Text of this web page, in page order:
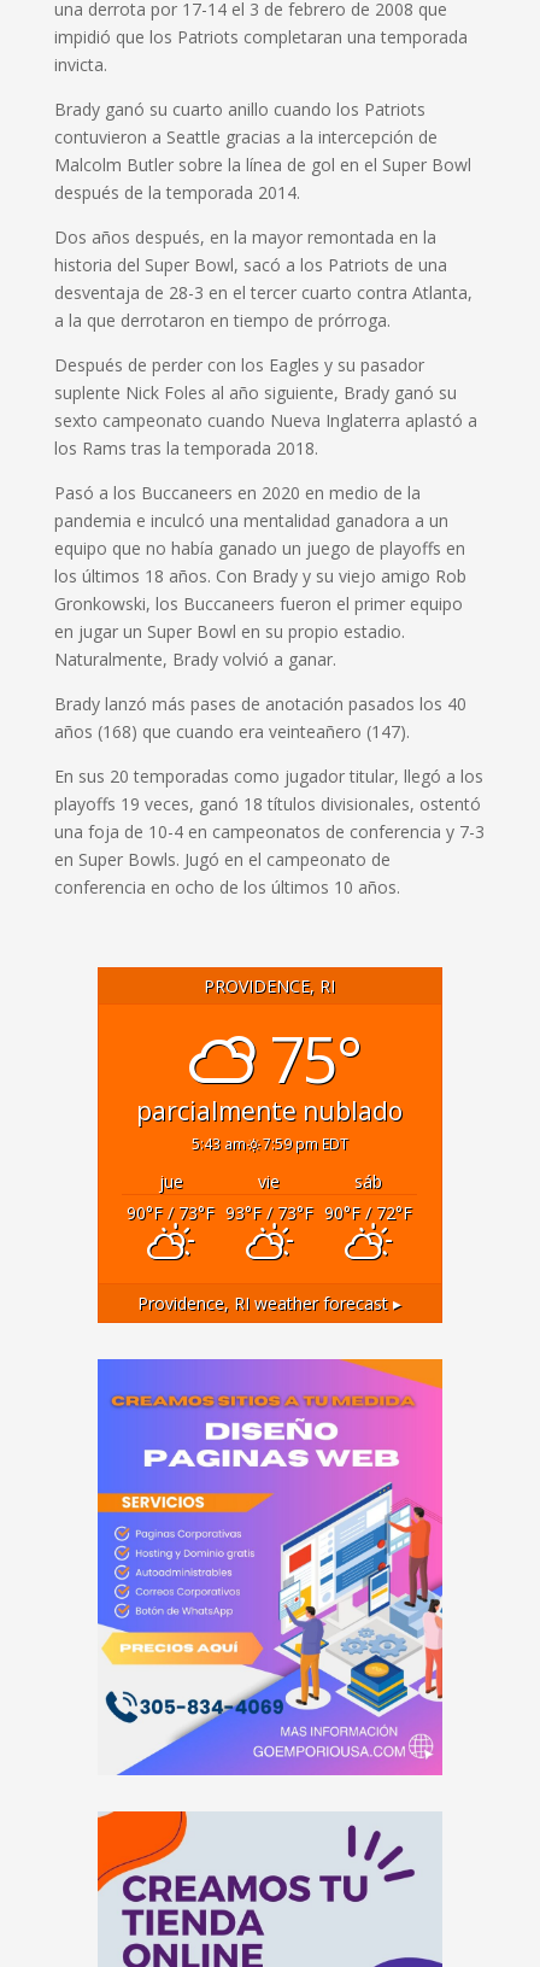
una derrota por 17-14 el 3 de febrero de 2008 que
impidió que los Patriots completaran una temporada
invicta.
Brady ganó su cuarto anillo cuando los Patriots
contuvieron a Seattle gracias a la intercepción de
Malcolm Butler sobre la línea de gol en el Super Bowl
después de la temporada 2014.
Dos años después, en la mayor remontada en la
historia del Super Bowl, sacó a los Patriots de una
desventaja de 28-3 en el tercer cuarto contra Atlanta,
a la que derrotaron en tiempo de prórroga.
Después de perder con los Eagles y su pasador
suplente Nick Foles al año siguiente, Brady ganó su
sexto campeonato cuando Nueva Inglaterra aplastó a
los Rams tras la temporada 2018.
Pasó a los Buccaneers en 2020 en medio de la
pandemia e inculcó una mentalidad ganadora a un
equipo que no había ganado un juego de playoffs en
los últimos 18 años. Con Brady y su viejo amigo Rob
Gronkowski, los Buccaneers fueron el primer equipo
en jugar un Super Bowl en su propio estadio.
Naturalmente, Brady volvió a ganar.
Brady lanzó más pases de anotación pasados los 40
años (168) que cuando era veinteañero (147).
En sus 20 temporadas como jugador titular, llegó a los
playoffs 19 veces, ganó 18 títulos divisionales, ostentó
una foja de 10-4 en campeonatos de conferencia y 7-3
en Super Bowls. Jugó en el campeonato de
conferencia en ocho de los últimos 10 años.
PROVIDENCE, RI
75°
parcialmente nublado
5:43 am 7:59 pm EDT
jue vie
sáb
90°F/ 73°F 93°F/ 73°F 90°F/ 72°F
Providence, RI weather forecast ▸